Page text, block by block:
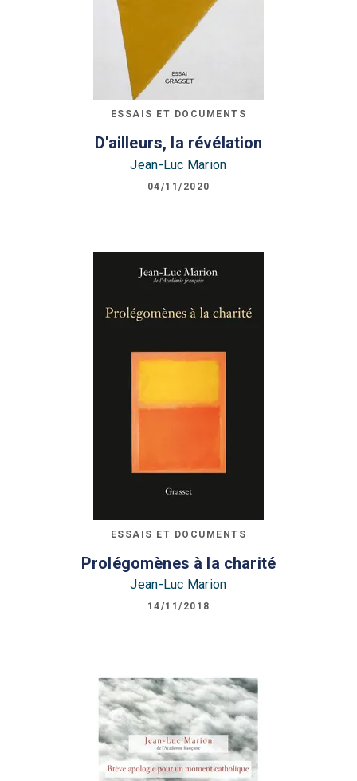
ESSAIS ET DOCUMENTS
D'ailleurs, la révélation
Jean-Luc Marion
04/11/2020
ESSAIS ET DOCUMENTS
Prolégomènes à la charité
Jean-Luc Marion
14/11/2018